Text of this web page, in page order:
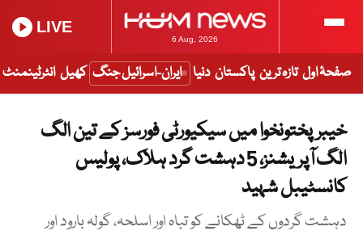
6 Aug, 2026
LIVE
صفحۂ اول تازہ ترین پاکستان دنیا ایران-اسرائیل جنگ کھیل انٹرٹینمنٹ
خیبرپختونخوا میں سیکیورٹی فورسز کے تین الگ
الگ آپریشنز، 5 دہشت گرد ہلاک، پولیس
کانسٹیبل شہید
دہشت گردوں کے ٹھکانے کو تباہ اور اسلحہ، گولہ بارود اور